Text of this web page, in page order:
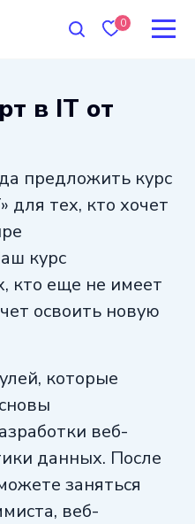
0
в IT от
предложить курс
для тех, кто хочет
курс
кто еще не имеет
освоить новую
которые
веб-
данных. После
заняться
веб-